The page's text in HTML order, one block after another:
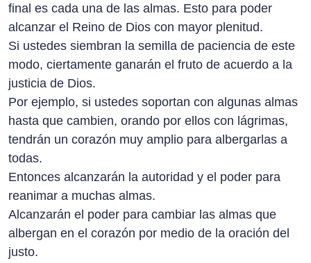
final es cada una de las almas. Esto para poder
alcanzar el Reino de Dios con mayor plenitud.
Si ustedes siembran la semilla de paciencia de este
modo, ciertamente ganarán el fruto de acuerdo a la
justicia de Dios.
Por ejemplo, si ustedes soportan con algunas almas
hasta que cambien, orando por ellos con lágrimas,
tendrán un corazón muy amplio para albergarlas a
todas.
Entonces alcanzarán la autoridad y el poder para
reanimar a muchas almas.
Alcanzarán el poder para cambiar las almas que
albergan en el corazón por medio de la oración del
justo.